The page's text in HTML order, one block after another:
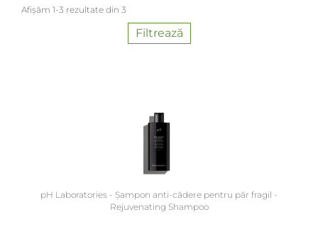
Afișăm 1-3 rezultate din 3
Filtrează
pH Laboratories - Șampon anti-cădere pentru păr fragil -
Rejuvenating Shampoo